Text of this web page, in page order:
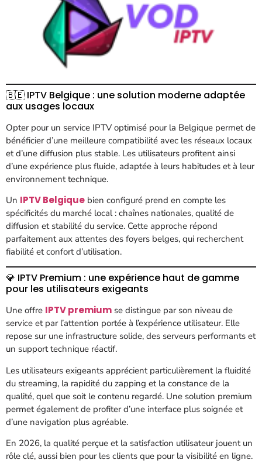
🇧🇪 IPTV Belgique : une solution moderne adaptée
aux usages locaux
Opter pour un service IPTV optimisé pour la Belgique permet de
bénéficier d’une meilleure compatibilité avec les réseaux locaux
et d’une diffusion plus stable. Les utilisateurs profitent ainsi
d’une expérience plus fluide, adaptée à leurs habitudes et à leur
environnement technique.
Un IPTV Belgique bien configuré prend en compte les
spécificités du marché local : chaînes nationales, qualité de
diffusion et stabilité du service. Cette approche répond
parfaitement aux attentes des foyers belges, qui recherchent
fiabilité et confort d’utilisation.
💎 IPTV Premium : une expérience haut de gamme
pour les utilisateurs exigeants
Une offre IPTV premium se distingue par son niveau de
service et par l’attention portée à l’expérience utilisateur. Elle
repose sur une infrastructure solide, des serveurs performants et
un support technique réactif.
Les utilisateurs exigeants apprécient particulièrement la fluidité
du streaming, la rapidité du zapping et la constance de la
qualité, quel que soit le contenu regardé. Une solution premium
permet également de profiter d’une interface plus soignée et
d’une navigation plus agréable.
En 2026, la qualité perçue et la satisfaction utilisateur jouent un
rôle clé, aussi bien pour les clients que pour la visibilité en ligne.